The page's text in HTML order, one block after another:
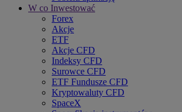
W co Inwestować
Forex
Akcje
ETF
Akcje CFD
Indeksy CFD
Surowce CFD
ETF Fundusze CFD
Kryptowaluty CFD
SpaceX